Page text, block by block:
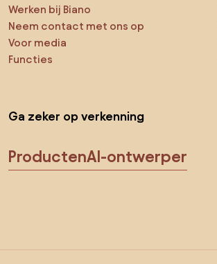
Werken bij Biano
Neem contact met ons op
Voor media
Functies
Ga zeker op verkenning
ProductenAI-ontwerper